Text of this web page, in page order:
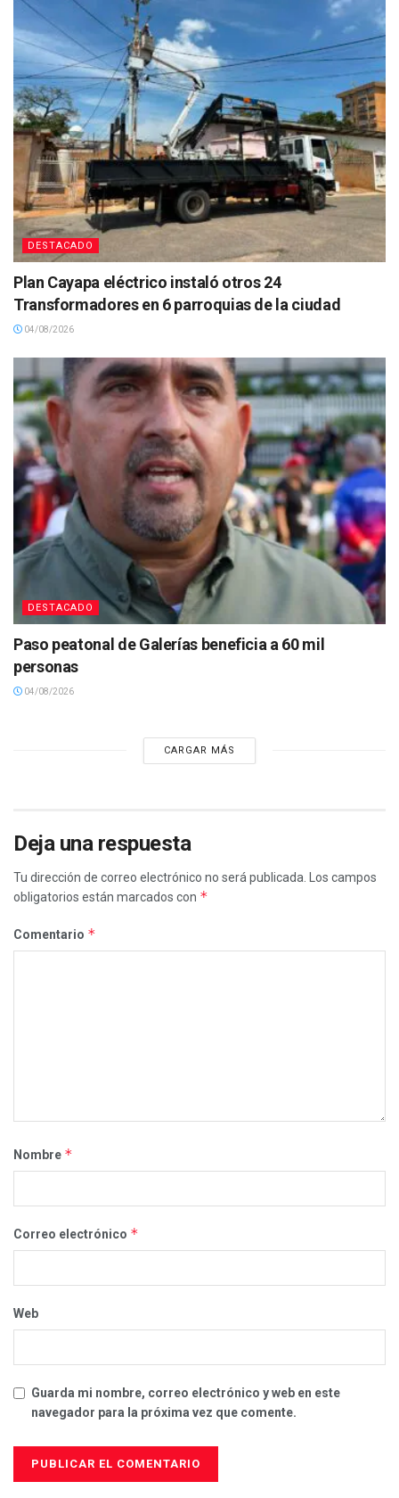
DESTACADO
Plan Cayapa eléctrico instaló otros 24
Transformadores en 6 parroquias de la ciudad
04/08/2026
DESTACADO
Paso peatonal de Galerías beneficia a 60 mil
personas
04/08/2026
CARGAR MÁS
Deja una respuesta
Tu dirección de correo electrónico no será publicada.
Los campos
obligatorios están marcados con *
Comentario *
Nombre *
Correo electrónico *
Web
Guarda mi nombre, correo electrónico y web en este
navegador para la próxima vez que comente.